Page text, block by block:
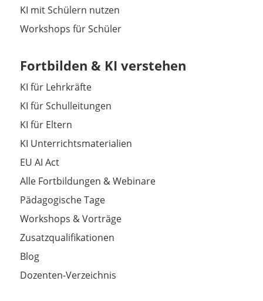
KI mit Schülern nutzen
Workshops für Schüler
Fortbilden & KI verstehen
KI für Lehrkräfte
KI für Schulleitungen
KI für Eltern
KI Unterrichtsmaterialien
EU AI Act
Alle Fortbildungen & Webinare
Pädagogische Tage
Workshops & Vorträge
Zusatzqualifikationen
Blog
Dozenten-Verzeichnis